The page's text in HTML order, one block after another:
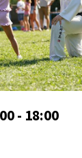
- 18:00